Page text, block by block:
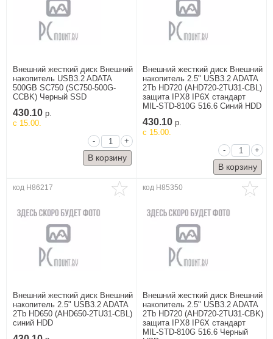
Издательство и
Офисная техника
и расходные
материалы
Промышленность
и строительство
Внешний жесткий диск Внешний
накопитель USB3.2 ADATA
500GB SC750 (SC750-500G-
CCBK) Черный SSD
430.10 р.
c 15.00.
-
+
Внешний жесткий диск Внешний
накопитель 2.5" USB3.2 ADATA
2Tb HD720 (AHD720-2TU31-CBL)
защита IPX8 IP6X стандарт
MIL-STD-810G 516.6 Синий HDD
430.10 р.
c 15.00.
-
+
код H86217
Внешний жесткий диск Внешний
накопитель 2.5" USB3.2 ADATA
2Tb HD650 (AHD650-2TU31-CBL)
синий HDD
код H85350
Внешний жесткий диск Внешний
накопитель 2.5" USB3.2 ADATA
2Tb HD720 (AHD720-2TU31-CBK)
защита IPX8 IP6X стандарт
MIL-STD-810G 516.6 Черный